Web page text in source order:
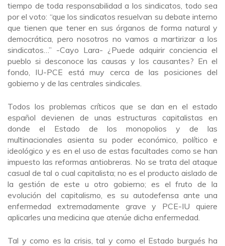
tiempo de toda responsabilidad a los sindicatos, todo sea
por el voto: “que los sindicatos resuelvan su debate interno
que tienen que tener en sus órganos de forma natural y
democrática, pero nosotros no vamos a martirizar a los
sindicatos…” -Cayo Lara- ¿Puede adquirir conciencia el
pueblo si desconoce las causas y los causantes? En el
fondo, IU-PCE está muy cerca de las posiciones del
gobierno y de las centrales sindicales.
Todos los problemas críticos que se dan en el estado
español devienen de unas estructuras capitalistas en
donde el Estado de los monopolios y de las
multinacionales asienta su poder económico, político e
ideológico y es en el uso de estas facultades como se han
impuesto las reformas antiobreras. No se trata del ataque
casual de tal o cual capitalista; no es el producto aislado de
la gestión de este u otro gobierno; es el fruto de la
evolución del capitalismo, es su autodefensa ante una
enfermedad extremadamente grave y PCE-IU quiere
aplicarles una medicina que atenúe dicha enfermedad.
Tal y como es la crisis, tal y como el Estado burgués ha